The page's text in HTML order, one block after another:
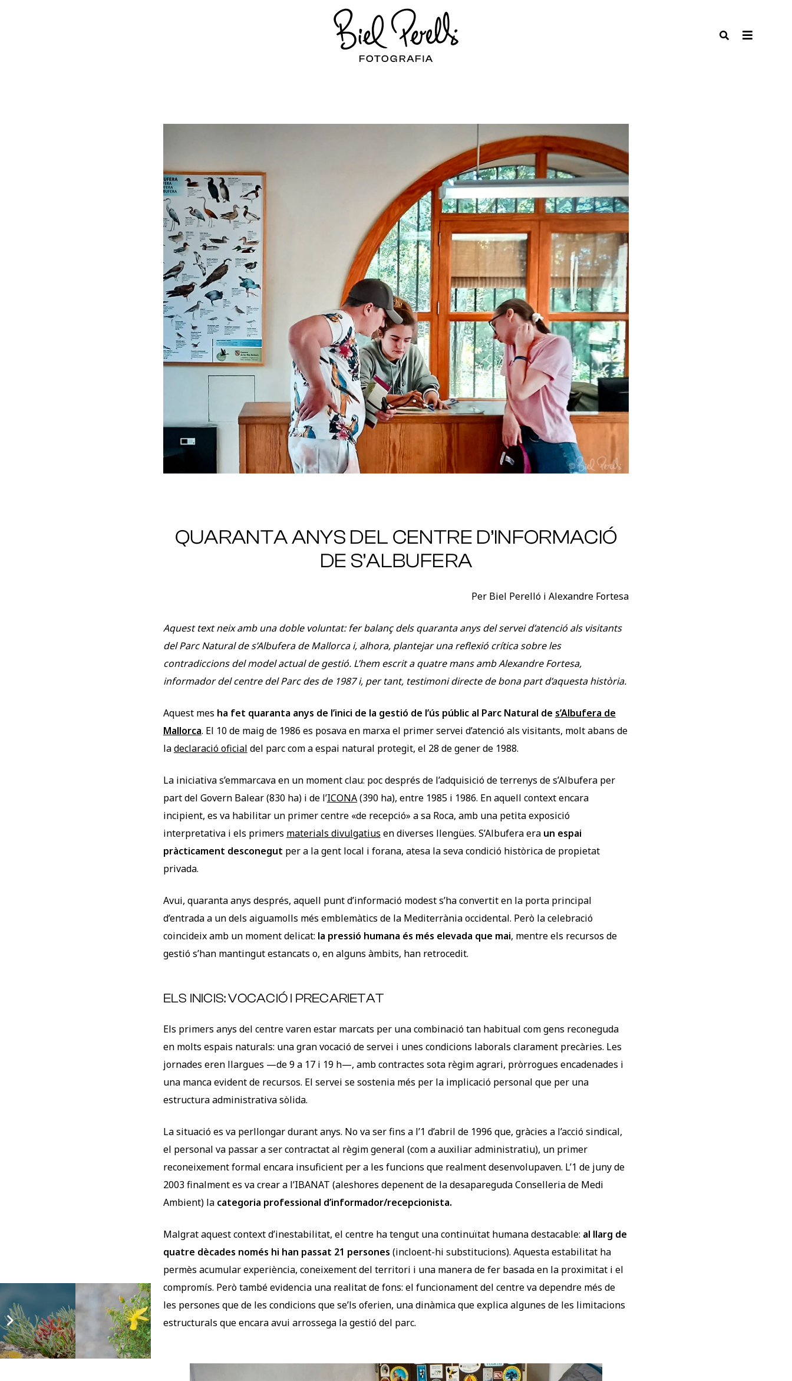
QUARANTA ANYS DEL CENTRE D’INFORMACIÓ
DE S’ALBUFERA
Per Biel Perelló i Alexandre Fortesa
Aquest text neix amb una doble voluntat: fer balanç dels quaranta anys del servei d’atenció als visitants
del Parc Natural de s’Albufera de Mallorca i, alhora, plantejar una reflexió crítica sobre les
contradiccions del model actual de gestió. L’hem escrit a quatre mans amb Alexandre Fortesa,
informador del centre del Parc des de 1987 i, per tant, testimoni directe de bona part d’aquesta història.
Aquest mes ha fet quaranta anys de l’inici de la gestió de l’ús públic al Parc Natural de s’Albufera de
Mallorca. El 10 de maig de 1986 es posava en marxa el primer servei d’atenció als visitants, molt abans de
ladeclaració oficial del parc com a espai natural protegit, el 28 de gener de 1988.
La iniciativa s’emmarcava en un moment clau: poc després de l’adquisició de terrenys de s’Albufera per
part del Govern Balear (830 ha) i de l’ICONA(390 ha), entre 1985 i 1986. En aquell context encara
incipient, es va habilitar un primer centre «de recepció» a sa Roca, amb una petita exposició
interpretativa i els primers materials divulgatius en diverses llengües. S’Albufera era un espai
pràcticament desconegut per a la gent local i forana, atesa la seva condició històrica de propietat
privada.
Avui, quaranta anys després, aquell punt d’informació modest s’ha convertit en la porta principal
d’entrada a un dels aiguamolls més emblemàtics de la Mediterrània occidental. Però la celebració
coincideix amb un moment delicat: la pressió humana és més elevada que mai, mentre els recursos de
gestió s’han mantingut estancats o, en alguns àmbits, han retrocedit.
ELS INICIS: VOCACIÓ I PRECARIETAT
Els primers anys del centre varen estar marcats per una combinació tan habitual com gens reconeguda
en molts espais naturals: una gran vocació de servei i unes condicions laborals clarament precàries. Les
jornades eren llargues —de 9 a 17 i 19 h—, amb contractes sota règim agrari, pròrrogues encadenades i
una manca evident de recursos. El servei se sostenia més per la implicació personal que per una
estructura administrativa sòlida.
La situació es va perllongar durant anys. No va ser fins a l’1 d’abril de 1996 que, gràcies a l’acció sindical,
el personal va passar a ser contractat al règim general (com a auxiliar administratiu), un primer
reconeixement formal encara insuficient per a les funcions que realment desenvolupaven. L’1 de juny de
2003 finalment es va crear a l’IBANAT (aleshores depenent de la desapareguda Conselleria de Medi
Ambient) la categoria professional d’informador/recepcionista.
Malgrat aquest context d’inestabilitat, el centre ha tengut una continuïtat humana destacable: al llarg de
quatre dècades només hi han passat 21 persones (incloent-hi substitucions). Aquesta estabilitat ha
permès acumular experiència, coneixement del territori i una manera de fer basada en la proximitat i el
compromís. Però també evidencia una realitat de fons: el funcionament del centre va dependre més de
les persones que de les condicions que se’ls oferien, una dinàmica que explica algunes de les limitacions
estructurals que encara avui arrossega la gestió del parc.